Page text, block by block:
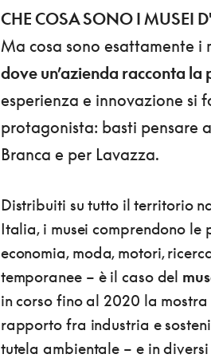
CHE COSA SONO I MUSEI
Ma cosa sono esattamente i
dove un’azienda racconta
esperienza e innovazione si
protagonista: basti pensare
Branca e per Lavazza.
Distribuiti su tutto il territorio
Italia, i musei comprendono le
economia, moda, motori,
temporanee – è il caso del
in corso fino al 2020 la mostra
rapporto fra industria e
tutela ambientale – e in